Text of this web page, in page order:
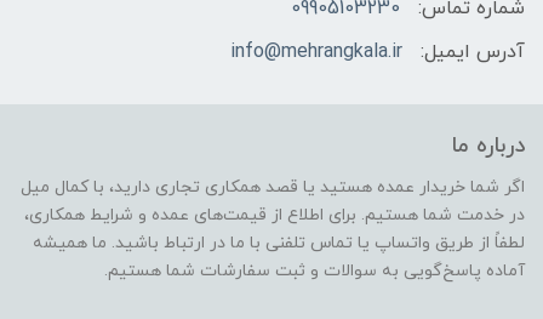
شماره تماس:
09905103230
آدرس ایمیل:
info@mehrangkala.ir
درباره ما
اگر شما خریدار عمده هستید یا قصد همکاری تجاری دارید، با کمال میل
در خدمت شما هستیم. برای اطلاع از قیمت‌های عمده و شرایط همکاری،
لطفاً از طریق واتساپ یا تماس تلفنی با ما در ارتباط باشید. ما همیشه
آماده پاسخ‌گویی به سوالات و ثبت سفارشات شما هستیم.